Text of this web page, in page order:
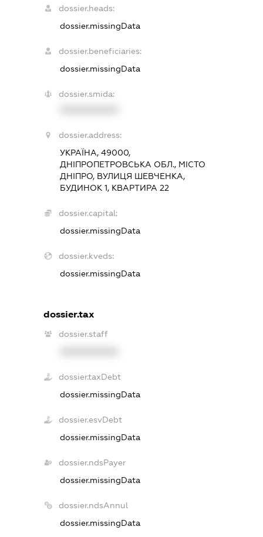
dossier.heads:
dossier.missingData
dossier.beneficiaries:
dossier.missingData
dossier.smida:
dossier.address:
УКРАЇНА, 49000,
ДНІПРОПЕТРОВСЬКА ОБЛ., МІСТО
ДНІПРО, ВУЛИЦЯ ШЕВЧЕНКА,
БУДИНОК 1, КВАРТИРА 22
dossier.capital:
dossier.missingData
dossier.kveds:
dossier.missingData
dossier.tax
dossier.staff
dossier.taxDebt
dossier.missingData
dossier.esvDebt
dossier.missingData
dossier.ndsPayer
dossier.missingData
dossier.ndsAnnul
dossier.missingData